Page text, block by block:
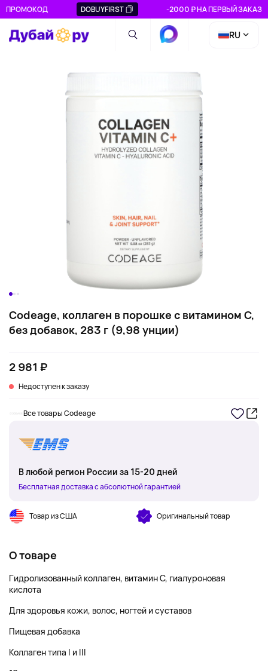
ПРОМОКОД DOBUYFIRST -2000 ₽ НА ПЕРВЫЙ ЗАКАЗ
RU
Codeage, коллаген в порошке с витамином C,
без добавок, 283 г (9,98 унции)
2 981 ₽
Недоступен к заказу
Все товары Codeage
В любой регион России за 15-20 дней
Бесплатная доставка с абсолютной гарантией
Товар из США Оригинальный товар
О товаре
Гидролизованный коллаген, витамин C, гиалуроновая
кислота
Для здоровья кожи, волос, ногтей и суставов
Пищевая добавка
Коллаген типа I и III